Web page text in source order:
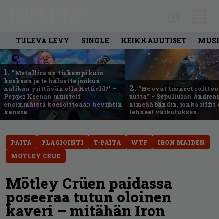
TULEVA LEVY SINGLE KEIKKAUUTISET
1. ”Metallica on tiukempi kuin
koskaan ja te haluatte jonkun
nulikan yrittävän olla Hetfield?” –
Pepper Keenan muisteli
ensimmäistä koesoittoaan hevijätin
kanssa
2. ”He ovat tuoneet
uutta” – Sepulturan
nimeää bändin, jonka riffit
tehneet vaikutuksen
PAITA PLAGIOINTI T-PAITA WTF
IRON MAIDEN
MÖTLEY CRÜE
Mötley Crüen paidassa
poseeraa tutun oloinen
kaveri – mitähän Iron